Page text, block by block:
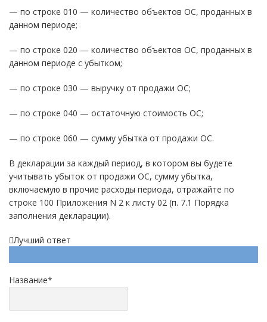
— по строке 010 — количество объектов ОС, проданных в
данном периоде;
— по строке 020 — количество объектов ОС, проданных в
данном периоде с убытком;
— по строке 030 — выручку от продажи ОС;
— по строке 040 — остаточную стоимость ОС;
— по строке 060 — сумму убытка от продажи ОС.
В декларации за каждый период, в котором вы будете
учитывать убыток от продажи ОС, сумму убытка,
включаемую в прочие расходы периода, отражайте по
строке 100 Приложения N 2 к листу 02 (п. 7.1 Порядка
заполнения декларации).
Лучший ответ
Название*